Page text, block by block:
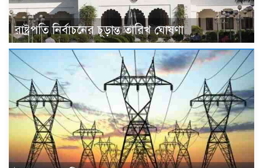
রাষ্ট্রপতি নির্বাচনের চূড়ান্ত তারিখ ঘোষণা